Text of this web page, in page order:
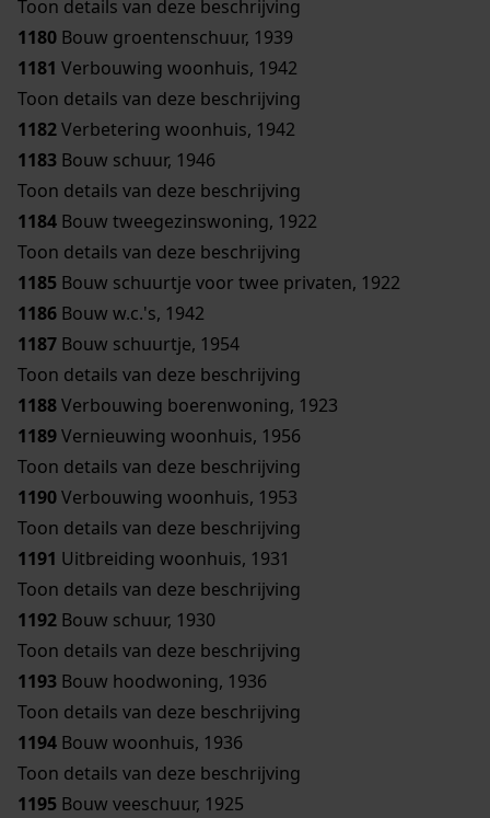
Toon details van deze beschrijving
1180 Bouw groentenschuur, 1939
1181 Verbouwing woonhuis, 1942
Toon details van deze beschrijving
1182Verbetering woonhuis, 1942
1183 Bouw schuur, 1946
Toon details van deze beschrijving
1184 Bouw tweegezinswoning, 1922
Toon details van deze beschrijving
1185 Bouw schuurtje voor twee privaten, 1922
1186 Bouw w.c.'s, 1942
1187 Bouw schuurtje, 1954
Toon details van deze beschrijving
1188Verbouwing boerenwoning, 1923
1189Vernieuwing woonhuis, 1956
Toon details van deze beschrijving
1190Verbouwing woonhuis, 1953
Toon details van deze beschrijving
1191 Uitbreiding woonhuis, 1931
Toon details van deze beschrijving
1192 Bouw schuur, 1930
Toon details van deze beschrijving
1193 Bouw hoodwoning, 1936
Toon details van deze beschrijving
1194 Bouw woonhuis, 1936
Toon details van deze beschrijving
1195 Bouw veeschuur, 1925